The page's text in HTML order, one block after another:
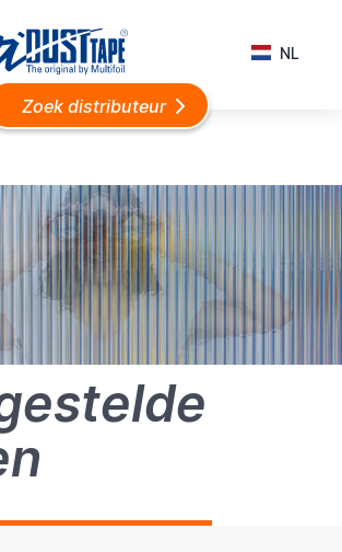
Zoek distributeur
NL